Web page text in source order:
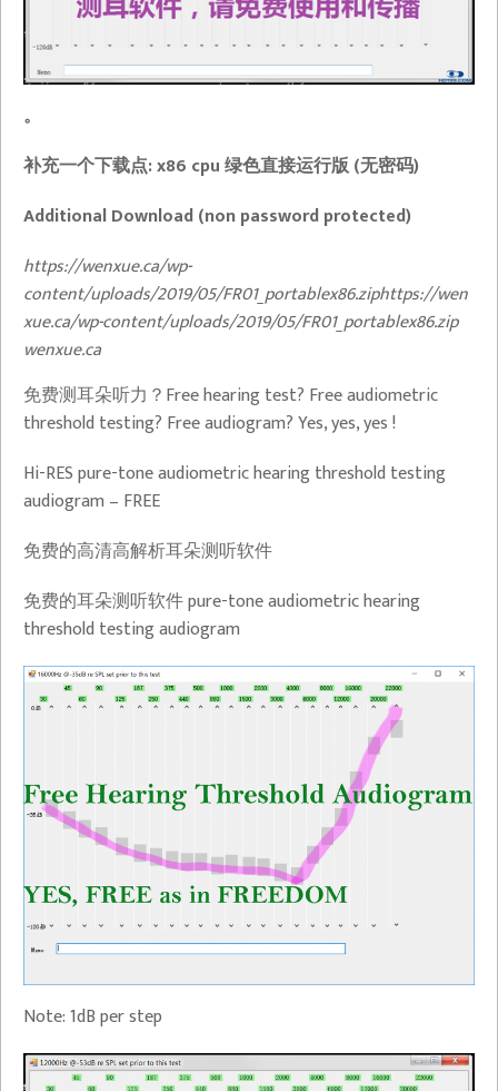
。
补充一个下载点: x86 cpu 绿色直接运行版 (无密码)
Additional Download (non password protected)
https://wenxue.ca/wp-
content/uploads/2019/05/FR01_portablex86.ziphttps://wen
xue.ca/wp-content/uploads/2019/05/FR01_portablex86.zip​
wenxue.ca
免费测耳朵听力？Free hearing test? Free audiometric
threshold testing? Free audiogram? Yes, yes, yes !
Hi-RES pure-tone audiometric hearing threshold testing
audiogram – FREE
免费的高清高解析耳朵测听软件
免费的耳朵测听软件 pure-tone audiometric hearing
threshold testing audiogram
Note: 1dB per step